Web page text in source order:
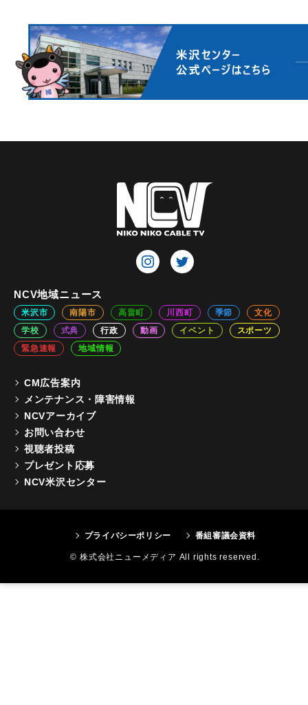
NCV地域ニュース
米沢市 南陽市 高畠町 川西町 季節
文化
学校
式典 行政 動画 イベント
スポーツ
緊急速報
地域情報
CM広告案内
メンテナンス・障害情報
NCVアーカイブ
お問い合わせ
視聴者投稿
プレゼント応募
NCV米沢センター
プライバシーポリシー 番組審議会資料
© 株式会社ニューメディア All rights reserved.